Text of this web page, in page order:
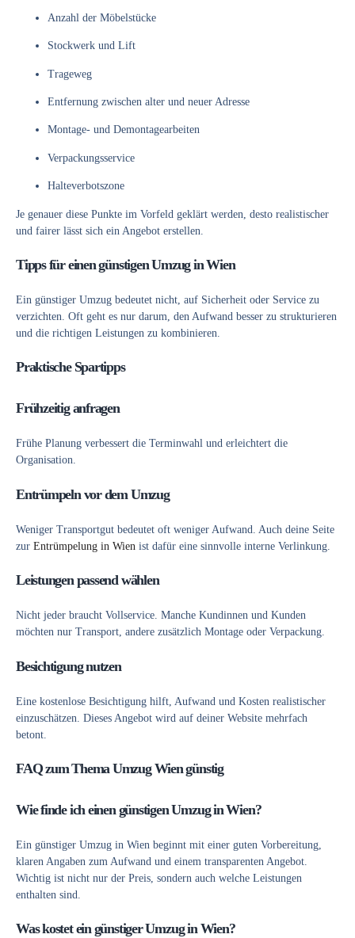
Anzahl der Möbelstücke
Stockwerk und Lift
Trageweg
Entfernung zwischen alter und neuer Adresse
Montage- und Demontagearbeiten
Verpackungsservice
Halteverbotszone
Je genauer diese Punkte im Vorfeld geklärt werden, desto realistischer
und fairer lässt sich ein Angebot erstellen.
Tipps für einen günstigen Umzug in Wien
Ein günstiger Umzug bedeutet nicht, auf Sicherheit oder Service zu
verzichten. Oft geht es nur darum, den Aufwand besser zu strukturieren
und die richtigen Leistungen zu kombinieren.
Praktische Spartipps
Frühzeitig anfragen
Frühe Planung verbessert die Terminwahl und erleichtert die
Organisation.
Entrümpeln vor dem Umzug
Weniger Transportgut bedeutet oft weniger Aufwand. Auch deine Seite
zur Entrümpelung in Wien ist dafür eine sinnvolle interne Verlinkung.
Leistungen passend wählen
Nicht jeder braucht Vollservice. Manche Kundinnen und Kunden
möchten nur Transport, andere zusätzlich Montage oder Verpackung.
Besichtigung nutzen
Eine kostenlose Besichtigung hilft, Aufwand und Kosten realistischer
einzuschätzen. Dieses Angebot wird auf deiner Website mehrfach
betont.
FAQ zum Thema Umzug Wien günstig
Wie finde ich einen günstigen Umzug in Wien?
Ein günstiger Umzug in Wien beginnt mit einer guten Vorbereitung,
klaren Angaben zum Aufwand und einem transparenten Angebot.
Wichtig ist nicht nur der Preis, sondern auch welche Leistungen
enthalten sind.
Was kostet ein günstiger Umzug in Wien?